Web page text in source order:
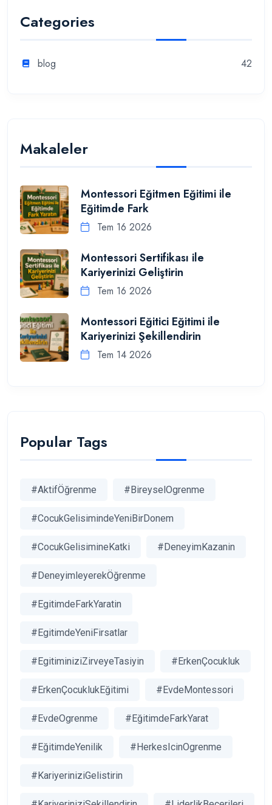
Categories
blog 42
Makaleler
Montessori Eğitmen Eğitimi ile
Eğitimde Fark
Tem 16 2026
Montessori Sertifikası ile
Kariyerinizi Geliştirin
Tem 16 2026
Montessori Eğitici Eğitimi ile
Kariyerinizi Şekillendirin
Tem 14 2026
Popular Tags
#AktifÖğrenme #BireyselOgrenme
#CocukGelisimindeYeniBirDonem
#CocukGelisimineKatki #DeneyimKazanin
#DeneyimleyerekÖğrenme
#EgitimdeFarkYaratin
#EgitimdeYeniFirsatlar
#EgitiminiziZirveyeTasiyin #ErkenÇocukluk
#ErkenÇocuklukEğitimi #EvdeMontessori
#EvdeOgrenme #EğitimdeFarkYarat
#EğitimdeYenilik #HerkesIcinOgrenme
#KariyeriniziGelistirin